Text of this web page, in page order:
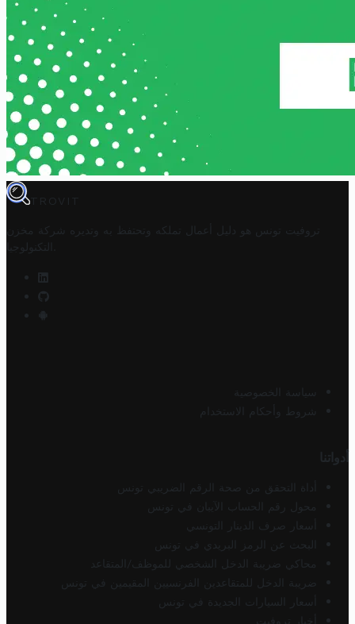
TROVIT
تروفيت تونس هو دليل أعمال تملكه وتحتفظ به وتديره
شركة مخزن
التكنولوجيا
سياسة الخصوصية
شروط وأحكام الاستخدام
أدواتنا
أداة التحقق من صحة الرقم الضريبي تونس
محول رقم الحساب الآيبان في تونس
أسعار صرف الدينار التونسي
البحث عن الرمز البريدي في تونس
محاكي ضريبة الدخل الشخصي للموظف/المتقاعد
ضريبة الدخل للمتقاعدين الفرنسيين المقيمين في تونس
أسعار السيارات الجديدة في تونس
أخبار تروفيت